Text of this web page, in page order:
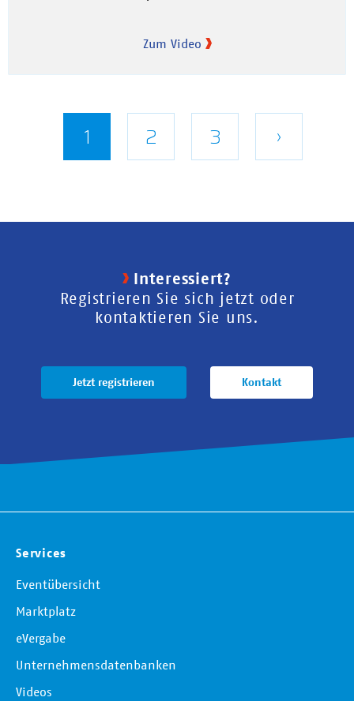
Zum Video
Seitennummerierung
Aktuelle
1 Seite
2 Seite
3
Nächste
›
Interessiert?
Registrieren Sie sich jetzt oder
kontaktieren Sie uns.
Jetzt registrieren Kontakt
Services
Eventübersicht
Marktplatz
eVergabe
Unternehmensdatenbanken
Videos